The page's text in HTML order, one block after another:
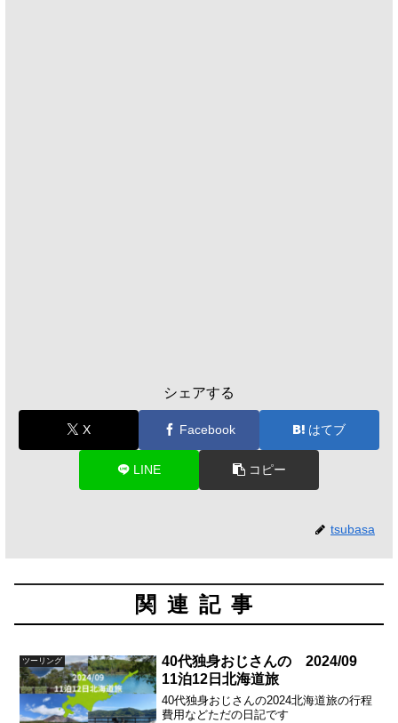
シェアする
X Facebook はてブ
LINE コピー
tsubasa
関連記事
ツーリング
40代独身おじさんの 2024/09
11泊12日北海道旅
40代独身おじさんの2024北海道旅の行程
費用などただの日記です